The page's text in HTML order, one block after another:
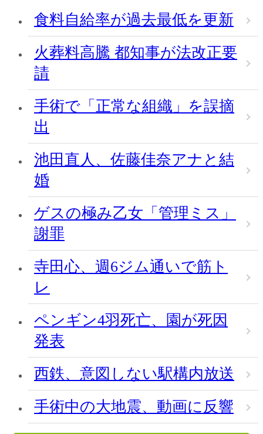
食料自給率が過去最低を更新
火葬料高騰 都知事が法改正要
請
手術で「正常な組織」を誤摘
出
池田直人、佐藤佳奈アナと結
婚
ゲスの極み乙女「管理ミス」
謝罪
寺田心、週6ジム通いで筋ト
レ
ペンギン4羽死亡、園が死因
発表
西鉄、意図しない駅構内放送
手術中の大地震、動画に反響